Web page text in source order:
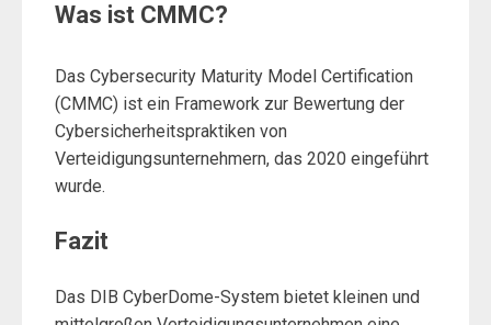
Was ist CMMC?
Das Cybersecurity Maturity Model Certification
(CMMC) ist ein Framework zur Bewertung der
Cybersicherheitspraktiken von
Verteidigungsunternehmern, das 2020 eingeführt
wurde.
Fazit
Das DIB CyberDome-System bietet kleinen und